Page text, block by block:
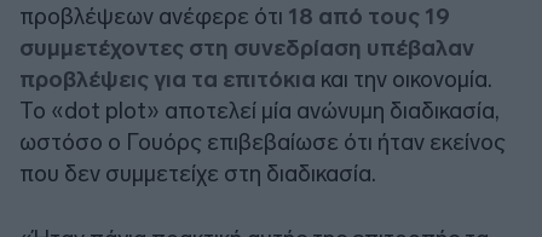
προβλέψεων ανέφερε ότι 18 από τους 19
συμμετέχοντες στη συνεδρίαση υπέβαλαν
προβλέψεις για τα επιτόκια και την οικονομία.
Το «dot plot» αποτελεί μία ανώνυμη διαδικασία,
ωστόσο ο Γουόρς επιβεβαίωσε ότι ήταν εκείνος
που δεν συμμετείχε στη διαδικασία.